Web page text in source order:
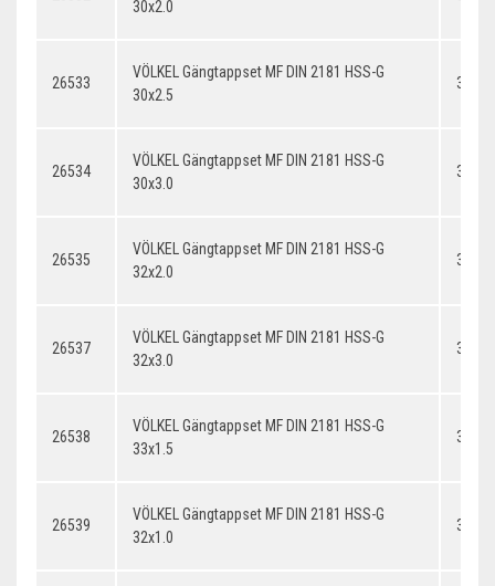
30x2.0
26533
VÖLKEL Gängtappset MF DIN 2181 HSS-G
30x2.5
26534
VÖLKEL Gängtappset MF DIN 2181 HSS-G
30x3.0
26535
VÖLKEL Gängtappset MF DIN 2181 HSS-G
32x2.0
26537
VÖLKEL Gängtappset MF DIN 2181 HSS-G
32x3.0
26538
VÖLKEL Gängtappset MF DIN 2181 HSS-G
33x1.5
26539
VÖLKEL Gängtappset MF DIN 2181 HSS-G
32x1.0